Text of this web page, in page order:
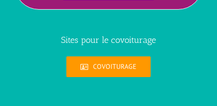
Sites pour le covoiturage
COVOITURAGE